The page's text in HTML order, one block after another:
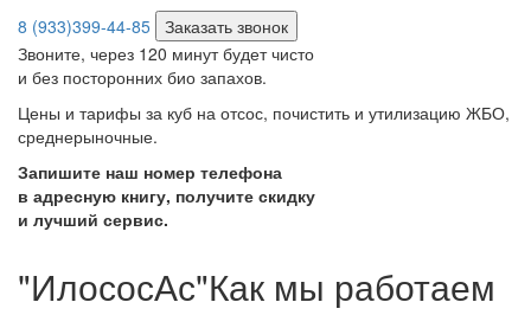
8 (933)399-44-85 Заказать звонок
Звоните, через 120 минут будет чисто
и без посторонних био запахов.
Цены и тарифы за куб на отсос, почистить и утилизацию ЖБО,
среднерыночные.
Запишите наш номер телефона
в адресную книгу, получите скидку
и лучший сервис.
"ИлососАс"Как мы работаем